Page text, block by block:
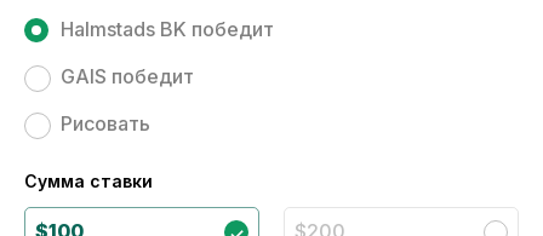
Halmstads BK победит
GAIS победит
Рисовать
Сумма ставки
$100 $200